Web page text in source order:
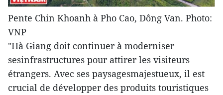
Pente Chin Khoanh à Pho Cao, Dông Van. Photo:
VNP
"Hà Giang doit continuer à moderniser
sesinfrastructures pour attirer les visiteurs
étrangers. Avec ses paysagesmajestueux, il est
crucial de développer des produits touristiques